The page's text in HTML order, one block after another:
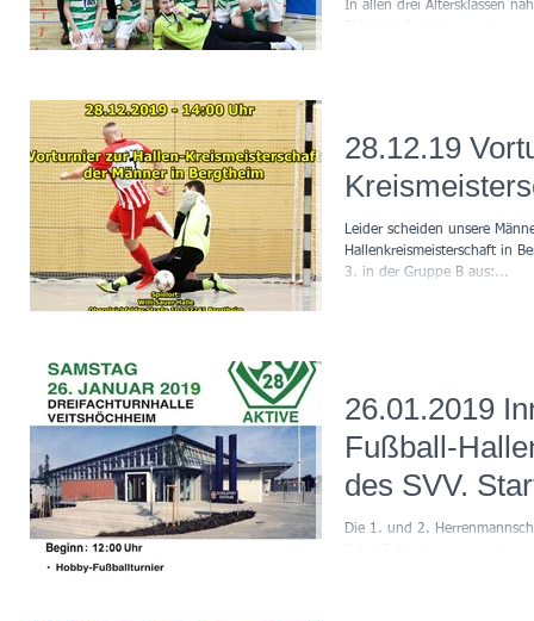
In allen drei Altersklassen
28.12.19
Leider scheiden unsere
Hallenkreismeisterschaft in
3. in der Gruppe B aus:...
26.01.2019
Fußball-
des SVV.
Uhr!
Die 1. und 2.